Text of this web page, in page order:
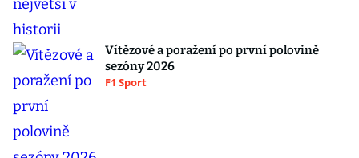
Vítězové a poražení po první polovině
sezóny 2026
F1 Sport